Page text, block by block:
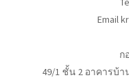
Email
ก
49/1 ชั้น 2 อาคารบ้